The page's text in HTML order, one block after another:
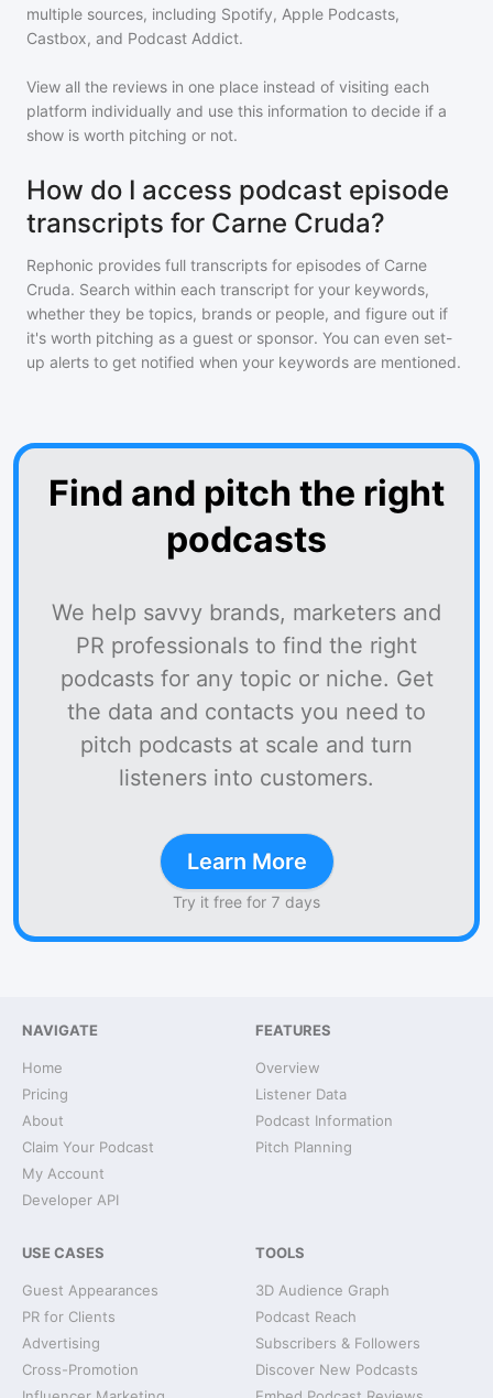
multiple sources, including Spotify, Apple Podcasts,
Castbox, and Podcast Addict.
View all the reviews in one place instead of visiting each
platform individually and use this information to decide if a
show is worth pitching or not.
How do I access podcast episode
transcripts for Carne Cruda?
Rephonic provides full transcripts for episodes of Carne
Cruda. Search within each transcript for your keywords,
whether they be topics, brands or people, and figure out if
it's worth pitching as a guest or sponsor. You can even set-
up alerts to get notified when your keywords are mentioned.
Find and pitch the right
podcasts
We help savvy brands, marketers and
PR professionals to find the right
podcasts for any topic or niche. Get
the data and contacts you need to
pitch podcasts at scale and turn
listeners into customers.
Learn More
Try it free for 7 days
NAVIGATE
Home
Pricing
About
Claim Your Podcast
My Account
Developer API
FEATURES
Overview
Listener Data
Podcast Information
Pitch Planning
USE CASES
Guest Appearances
PR for Clients
Advertising
Cross-Promotion
TOOLS
3D Audience Graph
Podcast Reach
Subscribers & Followers
Discover New Podcasts